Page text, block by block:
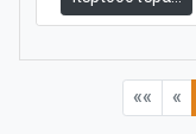
«« «